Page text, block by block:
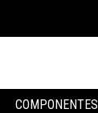
COMPONENTES